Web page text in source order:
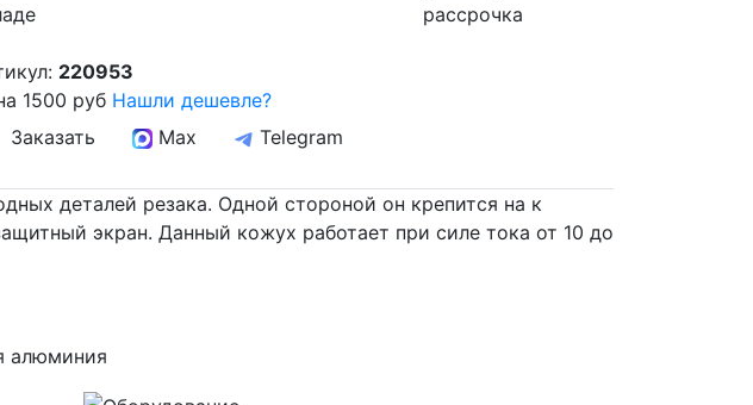
рассрочка
220953
1500 руб Нашли дешевле?
Заказать
Max
Telegram
деталей резака. Одной стороной он крепится на к
экран. Данный кожух работает при силе тока от 10 до
алюминия